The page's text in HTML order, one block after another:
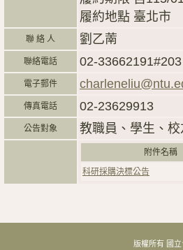
履約地點 臺北市
聯 絡 人 劉乙萳
聯絡電話 02-33662191#203
電子郵件
傳真電話 02-23629913
公告對象 教職員、學生、
附件名
科研採購決標公告
版權所有 國